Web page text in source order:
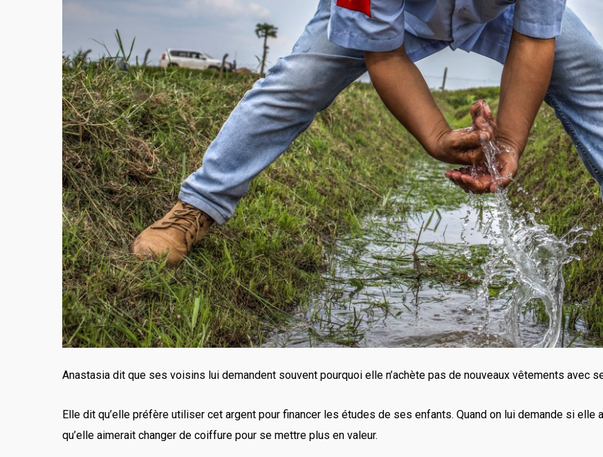
Anastasia dit que ses voisins lui demandent souvent pourquoi elle n’achète pas de nouveaux vêtements avec
Elle dit qu’elle préfère utiliser cet argent pour financer les études de ses enfants. Quand on lui demande si
qu’elle aimerait changer de coiffure pour se mettre plus en valeur.